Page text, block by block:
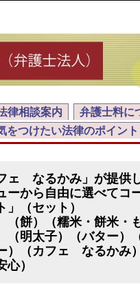
律相談案内 弁護士料に
をつけたい法律のポイント
ェ なるかみ」が提供
ーから自由に選べてコ
（セット）
（餅）（糯米・餅米・
明太子）（バター）
）（カフェ なるかみ
）